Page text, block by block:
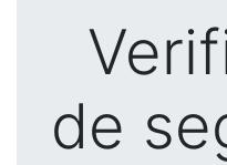
de